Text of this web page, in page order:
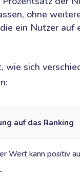
ohne
ein Nutzer auf
wie sich
auf das Ranking
Wert kann positiv